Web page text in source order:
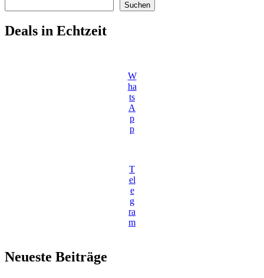
Suchen
Deals in Echtzeit
W
ha
ts
A
p
p
T
el
e
g
ra
m
Neueste Beiträge